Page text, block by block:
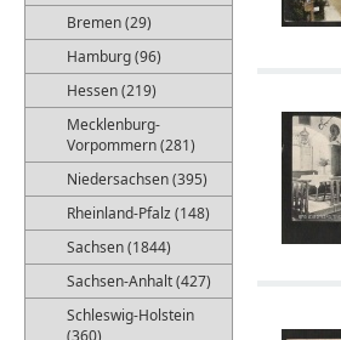
Bremen (29)
Hamburg (96)
Hessen (219)
Mecklenburg-
Vorpommern (281)
Niedersachsen (395)
Rheinland-Pfalz (148)
Sachsen (1844)
Sachsen-Anhalt (427)
Schleswig-Holstein
(360)